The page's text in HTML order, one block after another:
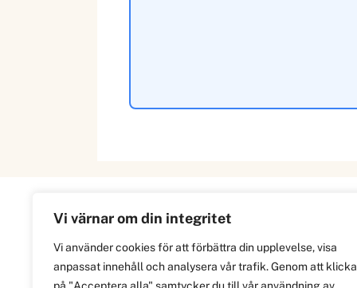
Vi värnar om din integritet
Vi använder cookies för att förbättra din upplevelse, visa
anpassat innehåll och analysera vår trafik. Genom att klicka
Information
Om